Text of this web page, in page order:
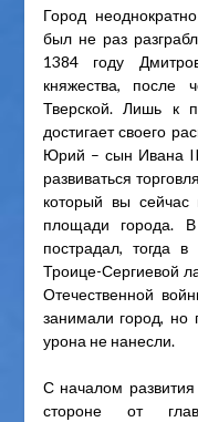
Город
был не раз
1384 году
княжества, после
Тверской. Лишь к
достигает своего
Юрий – сын Ивана
развиваться
который вы сейчас
площади города.
пострадал, тогда
Троице-Сергиевой
Отечественной
занимали город, но
урона не нанесли.
С началом
стороне от